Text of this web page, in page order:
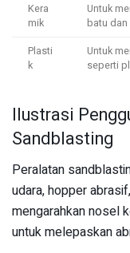
Kera
mik
Untuk
batu
Plasti
k
Untuk
seperti
Ilustrasi
Sandblasting
Peralatan
udara, hopper
mengarahkan nosel
untuk melepaskan